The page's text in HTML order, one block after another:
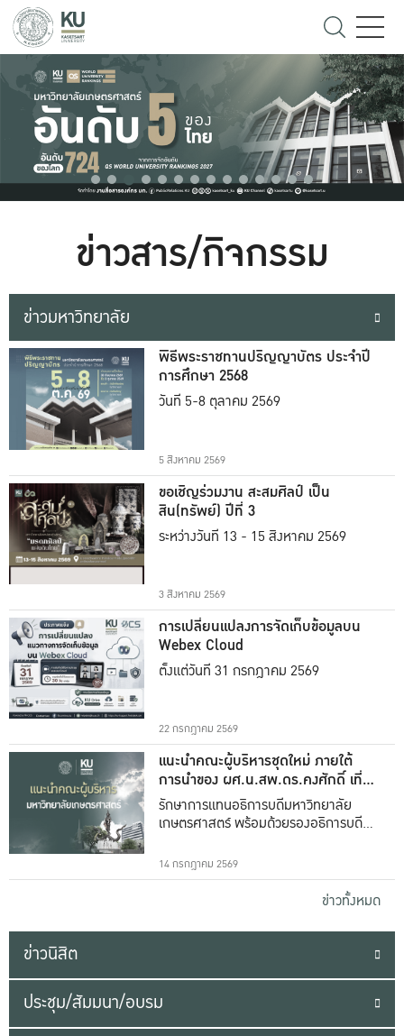
ข่าวสาร/กิจกรรม
ข่าวมหาวิทยาลัย
พิธีพระราชทานปริญญาบัตร ประจำปี
การศึกษา 2568
วันที่ 5-8 ตุลาคม 2569
5 สิงหาคม 2569
ขอเชิญร่วมงาน สะสมศิลป์ เป็น
สิน(ทรัพย์) ปีที่ 3
ระหว่างวันที่ 13 - 15 สิงหาคม 2569
3 สิงหาคม 2569
การเปลี่ยนแปลงการจัดเก็บข้อมูลบน
Webex Cloud
ตั้งแต่วันที่ 31 กรกฎาคม 2569
22 กรกฎาคม 2569
แนะนำคณะผู้บริหารชุดใหม่ ภายใต้
การนำของ ผศ.น.สพ.ดร.คงศักดิ์ เที่ยง
ธรรม
รักษาการแทนอธิการบดีมหาวิทยาลัย
เกษตรศาสตร์ พร้อมด้วยรองอธิการบดีทั้ง
14 กรกฎาคม 2569
ข่าวทั้งหมด
ข่าวนิสิต
ประชุม/สัมมนา/อบรม